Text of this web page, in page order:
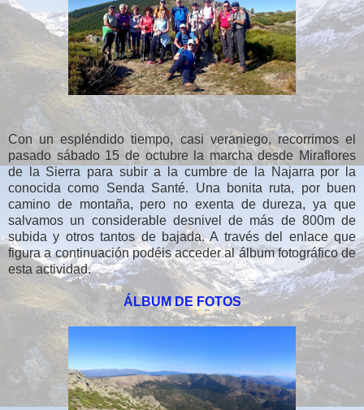
Con un espléndido tiempo, casi veraniego, recorrimos el
pasado sábado 15 de octubre la marcha desde Miraflores
de la Sierra para subir a la cumbre de la Najarra por la
conocida como Senda Santé. Una bonita ruta, por buen
camino de montaña, pero no exenta de dureza, ya que
salvamos un considerable desnivel de más de 800m de
subida y otros tantos de bajada. A través del enlace que
figura a continuación podéis acceder al álbum fotográfico de
esta actividad.
ÁLBUM DE FOTOS